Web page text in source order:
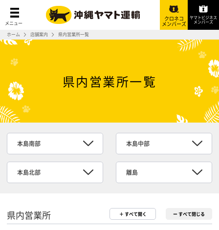
メニュー
クロネコ
メンバーズ
ヤマトビジネス
メンバーズ
ホーム 店舗案内 県内営業所一覧
県内営業所一覧
本島南部 本島中部
本島北部 離島
県内営業所 ＋ すべて開く ー すべて閉じる